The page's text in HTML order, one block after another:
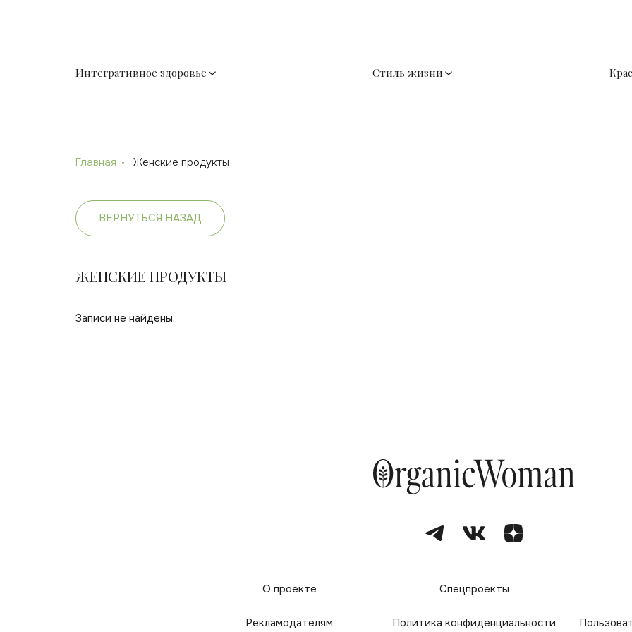
Интегративное здоровье Стиль жизни
Главная Женские продукты
ВЕРНУТЬСЯ НАЗАД
ЖЕНСКИЕ ПРОДУКТЫ
Записи не найдены.
О проекте Спецпроекты
Рекламодателям Политика конфиденциальности